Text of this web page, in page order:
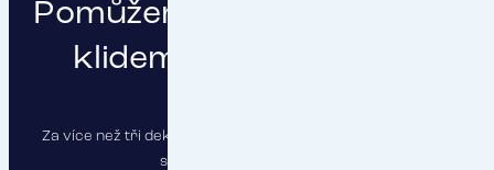
Pomůžeme vám podnikat s
klidem a čistou hlavou
Za více než tři dekády jsme pojistili stovky firem a najdeme
správné řešení i pro vás.